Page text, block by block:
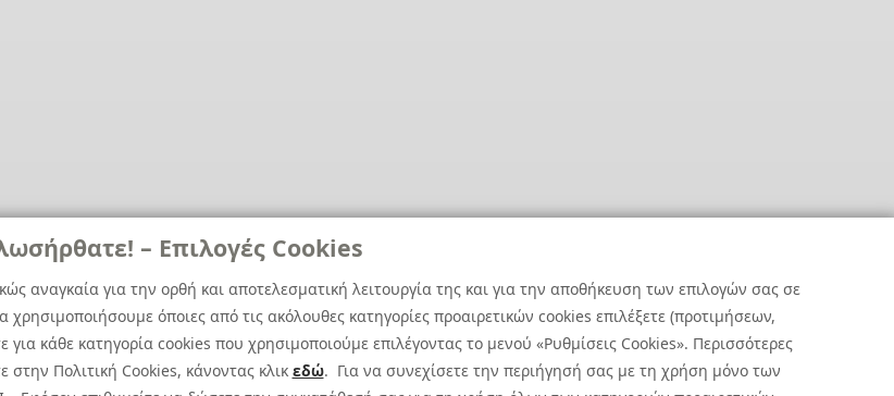
– Επιλογές Cookies
αναγκαία για την ορθή και αποτελεσματική λειτουργία της και για την αποθήκευση των επιλογών σας σε
όποιες από τις ακόλουθες κατηγορίες προαιρετικών cookies επιλέξετε (προτιμήσεων,
κάθε κατηγορία cookies που χρησιμοποιούμε επιλέγοντας το μενού «Ρυθμίσεις Cookies». Περισσότερες
στην Πολιτική Cookies, κάνοντας κλικ εδώ. Για να συνεχίσετε την περιήγησή σας με τη χρήση μόνο των